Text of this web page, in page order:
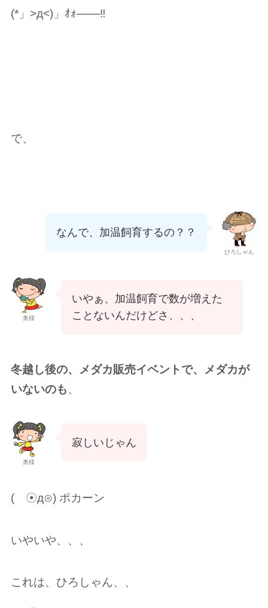
(*」>д<)」ｵｫ───‼️
で、
ひろしゃん
なんで、加温飼育するの？？
奥様
いやぁ、加温飼育で数が増えた
ことないんだけどさ、、、
冬越し後の、メダカ販売イベントで、メダカが
いないのも、
奥様
寂しいじゃん
( ☉д⊙︎) ポカーン
いやいや、、、
これは、ひろしゃん、、